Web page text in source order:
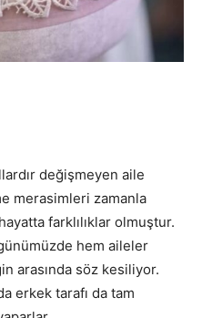
değişmeyen aile
merasimleri zamanla
farklılıklar olmuştur.
hem aileler
arasında söz kesiliyor.
erkek tarafı da tam